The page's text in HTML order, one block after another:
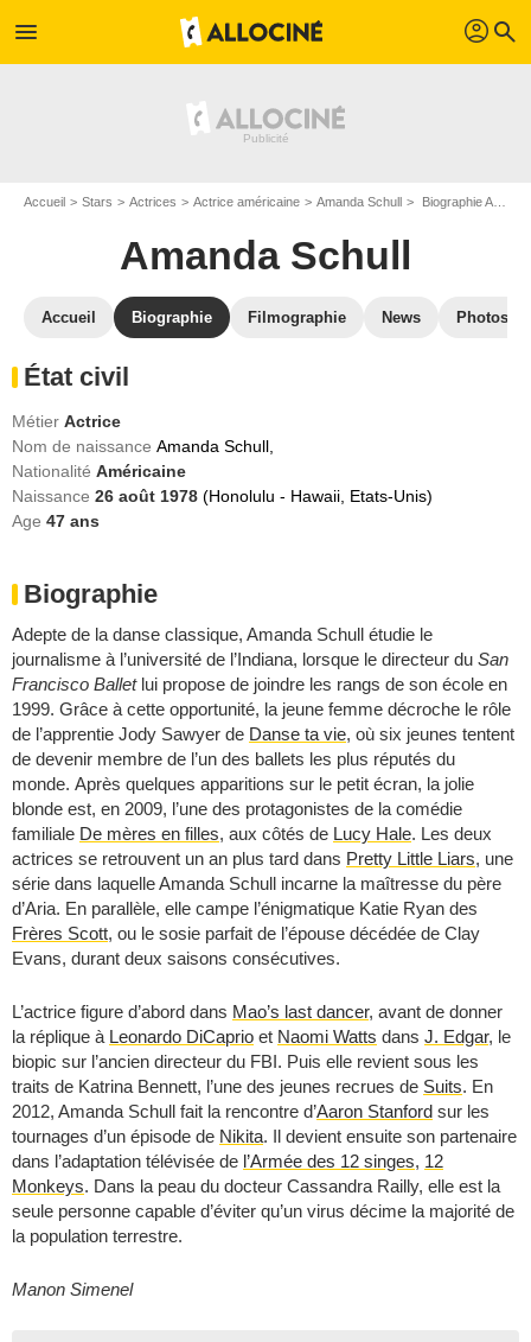
menu profil search
Accueil Stars Actrices Actrice américaine Amanda Schull Biographie Amanda Schull
Amanda Schull
Accueil Biographie Filmographie News Photos
État civil
Métier Actrice
Nom de naissance Amanda Schull,
Nationalité Américaine
Naissance 26 août 1978 (Honolulu - Hawaii, Etats-Unis)
Age 47 ans
Biographie
Adepte de la danse classique, Amanda Schull étudie le
journalisme à l’université de l’Indiana, lorsque le directeur du San
Francisco Balletlui propose de joindre les rangs de son école en
1999. Grâce à cette opportunité, la jeune femme décroche le rôle
de l’apprentie Jody Sawyer de Danse ta vie, où six jeunes tentent
de devenir membre de l’un des ballets les plus réputés du
monde. Après quelques apparitions sur le petit écran, la jolie
blonde est, en 2009, l’une des protagonistes de la comédie
familiale De mères en filles, aux côtés de Lucy Hale. Les deux
actrices se retrouvent un an plus tard dans Pretty Little Liars, une
série dans laquelle Amanda Schull incarne la maîtresse du père
d’Aria. En parallèle, elle campe l’énigmatique Katie Ryan des
Frères Scott, ou le sosie parfait de l’épouse décédée de Clay
Evans, durant deux saisons consécutives.
L’actrice figure d’abord dans Mao’s last dancer, avant de donner
la réplique à Leonardo DiCaprio et Naomi Watts dans J. Edgar, le
biopic sur l’ancien directeur du FBI. Puis elle revient sous les
traits de Katrina Bennett, l’une des jeunes recrues de Suits. En
2012, Amanda Schull fait la rencontre d’Aaron Stanford sur les
tournages d’un épisode de Nikita. Il devient ensuite son partenaire
dans l’adaptation télévisée de l’Armée des 12 singes, 12
Monkeys. Dans la peau du docteur Cassandra Railly, elle est la
seule personne capable d’éviter qu’un virus décime la majorité de
la population terrestre.
Manon Simenel